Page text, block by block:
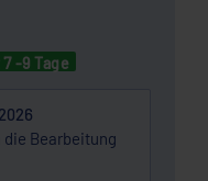
-9 Tage
Bearbeitung